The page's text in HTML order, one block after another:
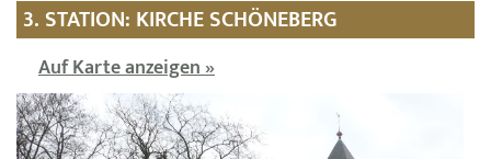
3. STATION: KIRCHE SCHÖNEBERG
Auf Karte anzeigen »